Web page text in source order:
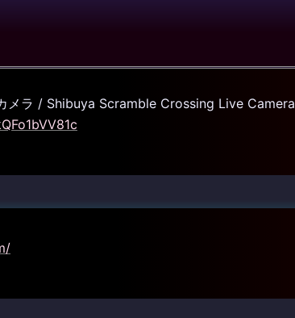
メラ / Shibuya Scramble Crossing Live Camera